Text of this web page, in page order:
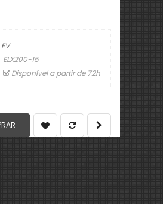
EV
ELX200-15
Disponível a partir de 72h